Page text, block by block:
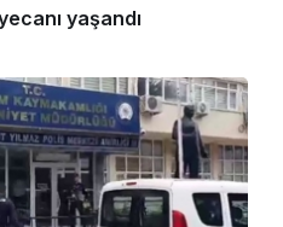
yaşandı